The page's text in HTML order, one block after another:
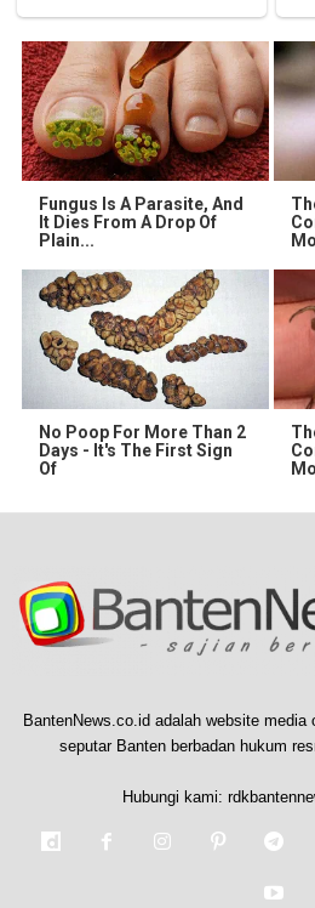
Fungus Is A Parasite, And
It Dies From A Drop Of
Plain...
No Poop For More Than 2
Days - It's The First Sign
Of
BantenNews.co.id adalah website
seputar Banten berbadan hukum
Hubungi kami: